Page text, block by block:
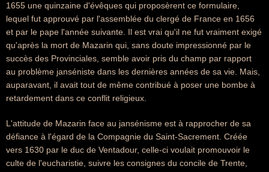
1655 une quinzaine d'évêques qui proposèrent ce formulaire,
lequel fut approuvé par l'assemblée du clergé de France en 1656
et par le pape l'année suivante. Il est vrai qu'il ne fut vraiment exigé
qu'après la mort de Mazarin qui, sans doute impressionné par le
succès des Provinciales, semble avoir pris du champ par rapport
au problème janséniste dans les dernières années de sa vie. Mais,
auparavant, il avait tout de même contribué à poser une bombe à
retardement dans ce conflit religieux.
L'attitude de Mazarin face au jansénisme est à rapprocher de sa
défiance à l'égard de la Compagnie du Saint-Sacrement. Créée
vers 1630 par le duc de Ventadour, celle-ci voulait promouvoir le
culte de l'eucharistie, suivre les consignes du concile de Trente,